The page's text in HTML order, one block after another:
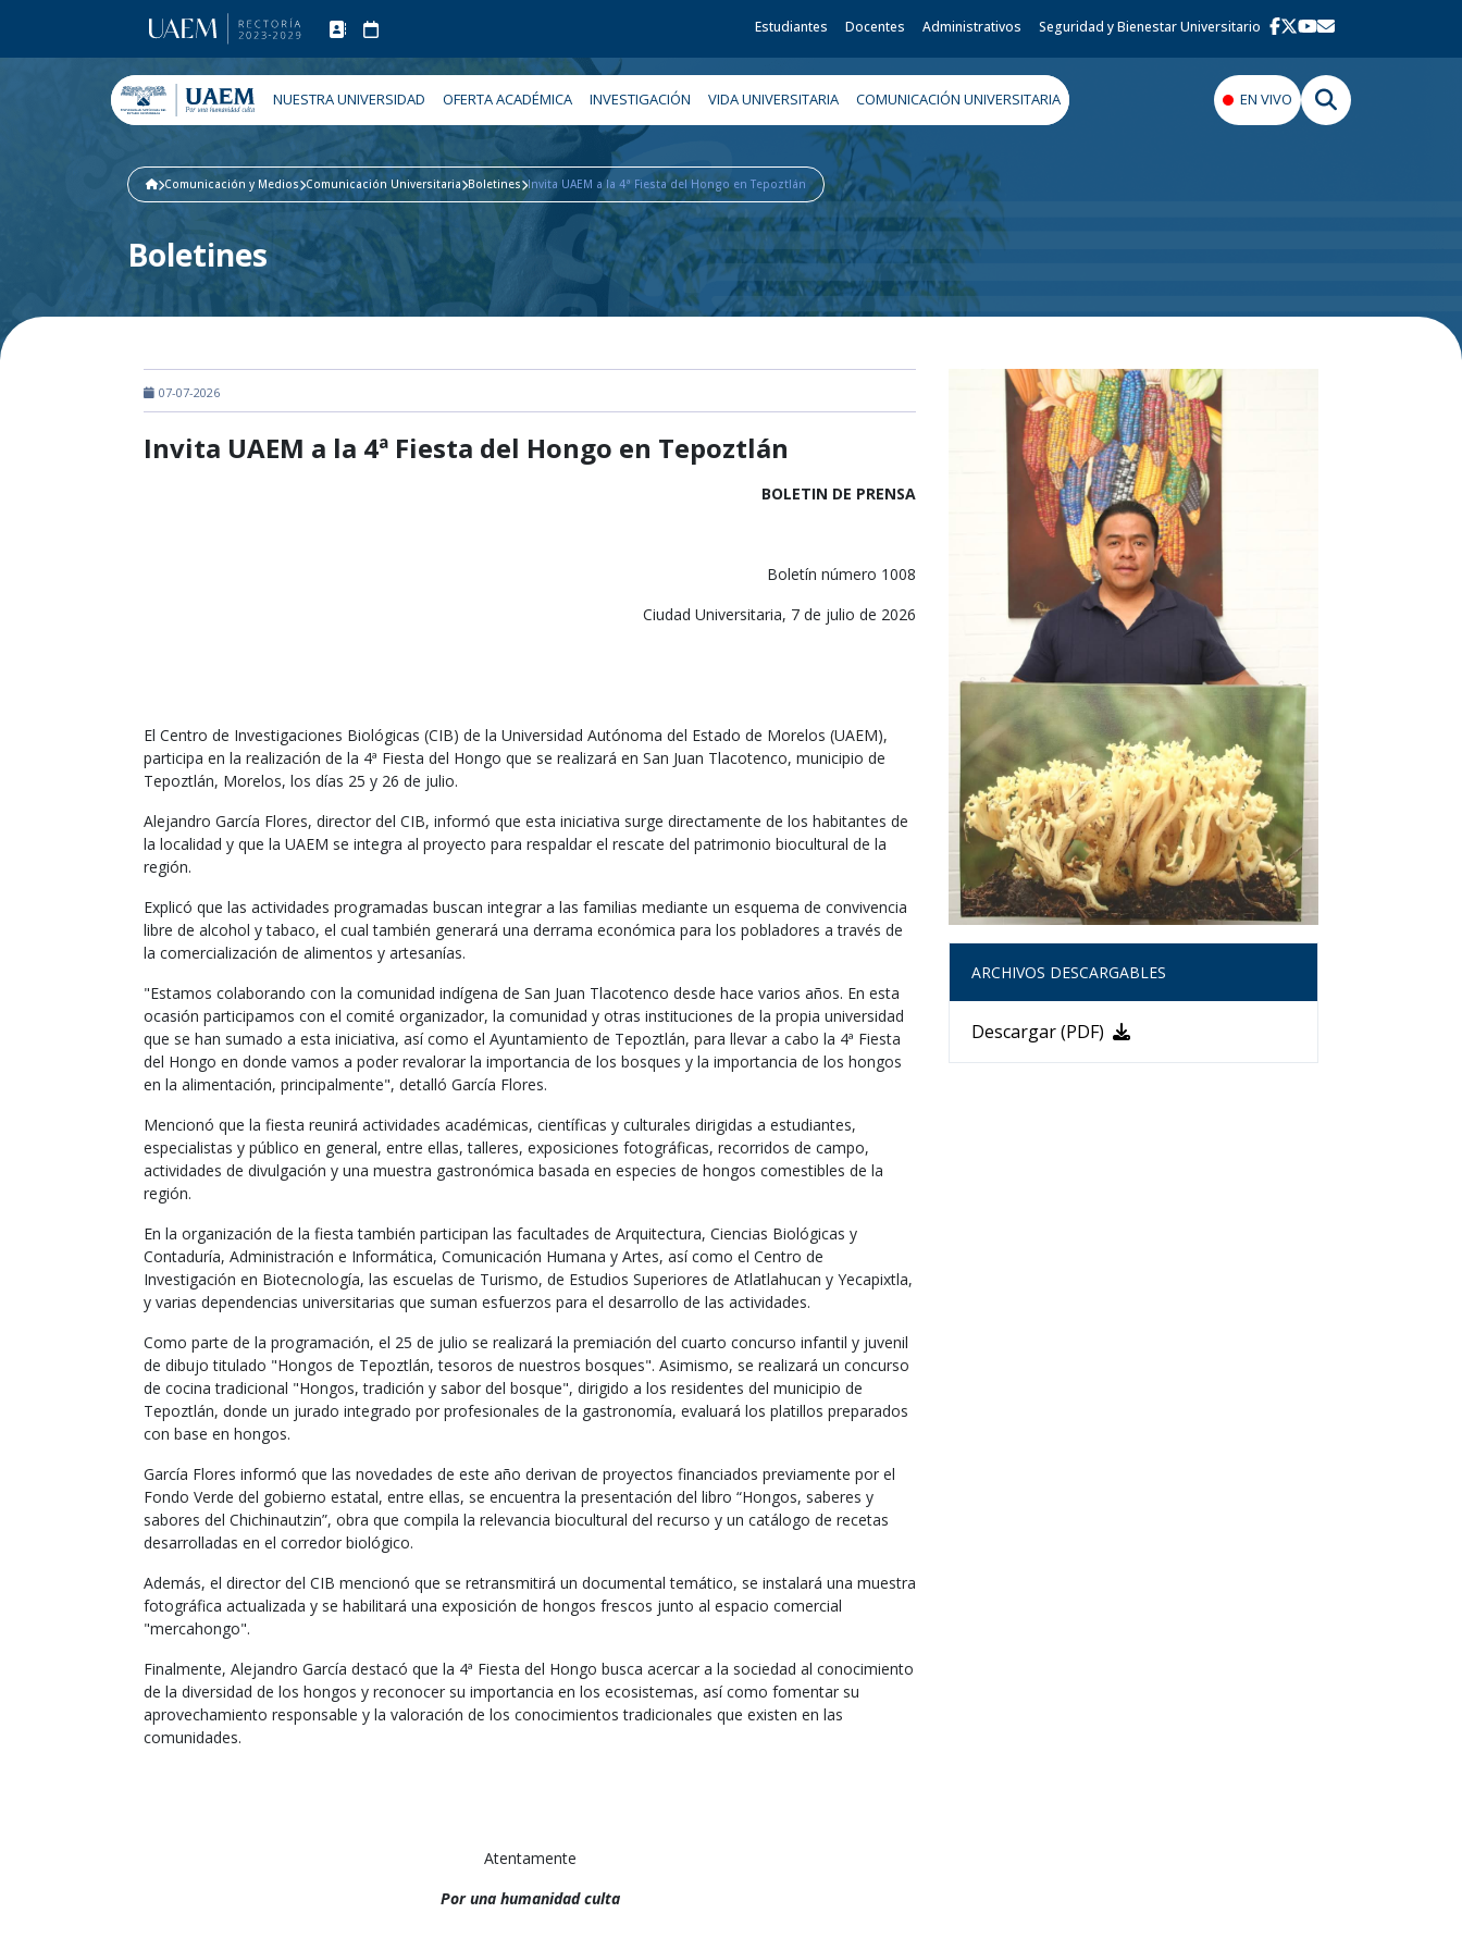
Estudiantes Docentes Administrativos Seguridad y Bienestar Universitario
NUESTRA UNIVERSIDAD OFERTA ACADÉMICA INVESTIGACIÓN VIDA UNIVERSITARIA COMUNICACIÓN UNIVERSITARIA EN VIVO
Comunicación y Medios Comunicación Universitaria Boletines Invita UAEM a la 4ª Fiesta del Hongo en Tepoztlán
Boletines
07-07-2026
Invita UAEM a la 4ª Fiesta del Hongo en Tepoztlán
BOLETIN DE PRENSA
Boletín número 1008
Ciudad Universitaria, 7 de julio de 2026
El Centro de Investigaciones Biológicas (CIB) de la Universidad Autónoma del Estado de Morelos (UAEM),
participa en la realización de la 4ª Fiesta del Hongo que se realizará en San Juan Tlacotenco, municipio de
Tepoztlán, Morelos, los días 25 y 26 de julio.
Alejandro García Flores, director del CIB, informó que esta iniciativa surge directamente de los habitantes de
la localidad y que la UAEM se integra al proyecto para respaldar el rescate del patrimonio biocultural de la
región.
Explicó que las actividades programadas buscan integrar a las familias mediante un esquema de convivencia
libre de alcohol y tabaco, el cual también generará una derrama económica para los pobladores a través de
la comercialización de alimentos y artesanías.
"Estamos colaborando con la comunidad indígena de San Juan Tlacotenco desde hace varios años. En esta
ocasión participamos con el comité organizador, la comunidad y otras instituciones de la propia universidad
que se han sumado a esta iniciativa, así como el Ayuntamiento de Tepoztlán, para llevar a cabo la 4ª Fiesta
del Hongo en donde vamos a poder revalorar la importancia de los bosques y la importancia de los hongos
en la alimentación, principalmente", detalló García Flores.
Mencionó que la fiesta reunirá actividades académicas, científicas y culturales dirigidas a estudiantes,
especialistas y público en general, entre ellas, talleres, exposiciones fotográficas, recorridos de campo,
actividades de divulgación y una muestra gastronómica basada en especies de hongos comestibles de la
región.
En la organización de la fiesta también participan las facultades de Arquitectura, Ciencias Biológicas y
Contaduría, Administración e Informática, Comunicación Humana y Artes, así como el Centro de
Investigación en Biotecnología, las escuelas de Turismo, de Estudios Superiores de Atlatlahucan y Yecapixtla,
y varias dependencias universitarias que suman esfuerzos para el desarrollo de las actividades.
Como parte de la programación, el 25 de julio se realizará la premiación del cuarto concurso infantil y juvenil
de dibujo titulado "Hongos de Tepoztlán, tesoros de nuestros bosques". Asimismo, se realizará un concurso
de cocina tradicional "Hongos, tradición y sabor del bosque", dirigido a los residentes del municipio de
Tepoztlán, donde un jurado integrado por profesionales de la gastronomía, evaluará los platillos preparados
con base en hongos.
García Flores informó que las novedades de este año derivan de proyectos financiados previamente por el
Fondo Verde del gobierno estatal, entre ellas, se encuentra la presentación del libro “Hongos, saberes y
sabores del Chichinautzin”, obra que compila la relevancia biocultural del recurso y un catálogo de recetas
desarrolladas en el corredor biológico.
Además, el director del CIB mencionó que se retransmitirá un documental temático, se instalará una muestra
fotográfica actualizada y se habilitará una exposición de hongos frescos junto al espacio comercial
"mercahongo".
Finalmente, Alejandro García destacó que la 4ª Fiesta del Hongo busca acercar a la sociedad al conocimiento
de la diversidad de los hongos y reconocer su importancia en los ecosistemas, así como fomentar su
aprovechamiento responsable y la valoración de los conocimientos tradicionales que existen en las
comunidades.
Atentamente
Por una humanidad culta
ARCHIVOS DESCARGABLES
Descargar (PDF)